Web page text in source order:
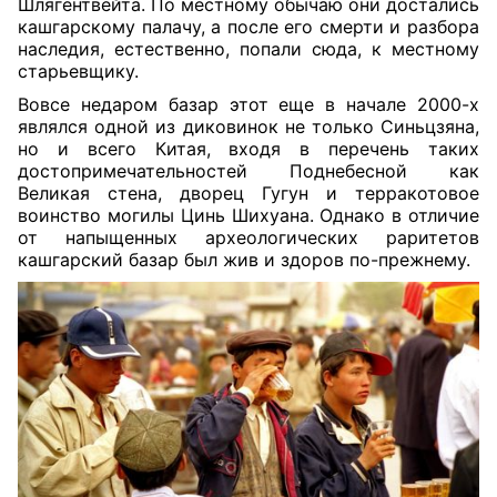
Шлягентвейта. По местному обычаю они достались
кашгарскому палачу, а после его смерти и разбора
наследия, естественно, попали сюда, к местному
старьевщику.
Вовсе недаром базар этот еще в начале 2000-х
являлся одной из диковинок не только Синьцзяна,
но и всего Китая, входя в перечень таких
достопримечательностей Поднебесной как
Великая стена, дворец Гугун и терракотовое
воинство могилы Цинь Шихуана. Однако в отличие
от напыщенных археологических раритетов
кашгарский базар был жив и здоров по-прежнему.